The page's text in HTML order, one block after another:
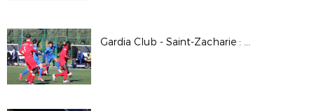
Gardia Club - Saint-Zacharie : 1-8 (6ème tour de Coupe de France)